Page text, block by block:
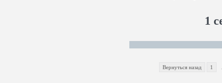
1
Вернуться назад 1